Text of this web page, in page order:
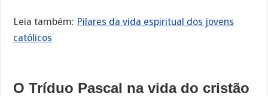
Leia também: Pilares da vida espiritual dos jovens
católicos
O Tríduo Pascal na vida do cristão